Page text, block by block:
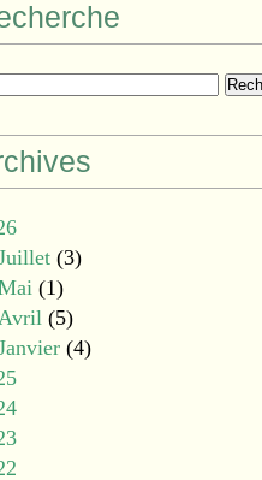
(3)
(1)
(5)
(4)